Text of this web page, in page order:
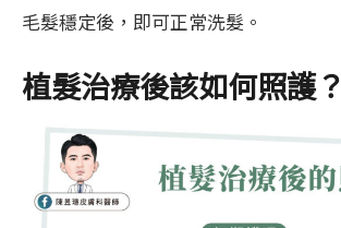
毛髮穩定後，即可正常洗髮。
植髮治療後該如何照護？